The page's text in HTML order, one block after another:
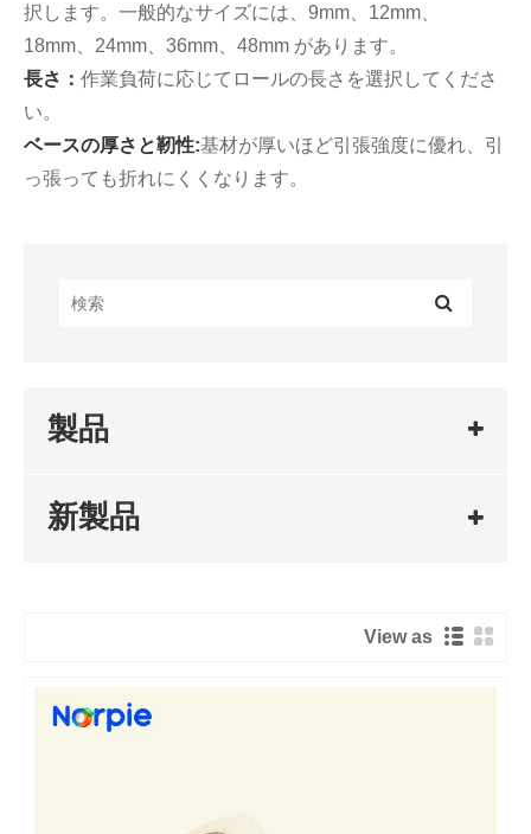
択します。一般的なサイズには、9mm、12mm、
18mm、24mm、36mm、48mm があります。
長さ： 作業負荷に応じてロールの長さを選択してくださ
い。
ベースの厚さと靭性:基材が厚いほど引張強度に優れ、引
っ張っても折れにくくなります。
製品
新製品
View as